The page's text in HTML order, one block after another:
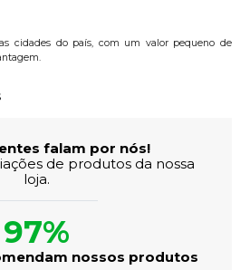
cidades do país, com um valor pequeno de
falam por nós!
de produtos da nossa
loja.
97%
nossos produtos